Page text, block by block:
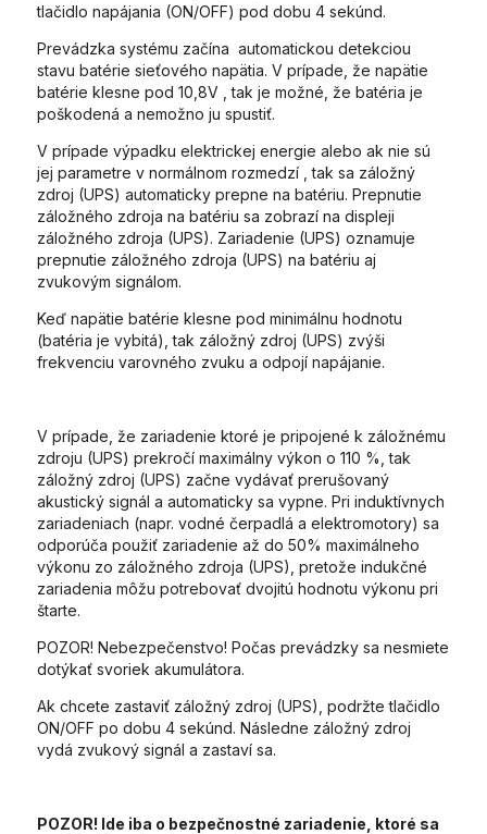
tlačidlo napájania (ON/OFF) pod dobu 4 sekúnd.
Prevádzka systému začína automatickou detekciou
stavu batérie sieťového napätia. V prípade, že napätie
batérie klesne pod 10,8V , tak je možné, že batéria je
poškodená a nemožno ju spustiť.
V prípade výpadku elektrickej energie alebo ak nie sú
jej parametre v normálnom rozmedzí , tak sa záložný
zdroj (UPS) automaticky prepne na batériu. Prepnutie
záložného zdroja na batériu sa zobrazí na displeji
záložného zdroja (UPS). Zariadenie (UPS) oznamuje
prepnutie záložného zdroja (UPS) na batériu aj
zvukovým signálom.
Keď napätie batérie klesne pod minimálnu hodnotu
(batéria je vybitá), tak záložný zdroj (UPS) zvýši
frekvenciu varovného zvuku a odpojí napájanie.
V prípade, že zariadenie ktoré je pripojené k záložnému
zdroju (UPS) prekročí maximálny výkon o 110 %, tak
záložný zdroj (UPS) začne vydávať prerušovaný
akustický signál a automaticky sa vypne. Pri induktívnych
zariadeniach (napr. vodné čerpadlá a elektromotory) sa
odporúča použiť zariadenie až do 50% maximálneho
výkonu zo záložného zdroja (UPS), pretože indukčné
zariadenia môžu potrebovať dvojitú hodnotu výkonu pri
štarte.
POZOR! Nebezpečenstvo! Počas prevádzky sa nesmiete
dotýkať svoriek akumulátora.
Ak chcete zastaviť záložný zdroj (UPS), podržte tlačidlo
ON/OFF po dobu 4 sekúnd. Následne záložný zdroj
vydá zvukový signál a zastaví sa.
POZOR! Ide iba o bezpečnostné zariadenie, ktoré sa